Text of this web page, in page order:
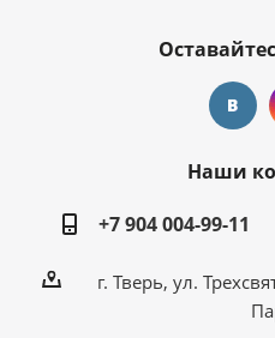
Наши
+7 904 004-99-11
г. Тверь, ул.